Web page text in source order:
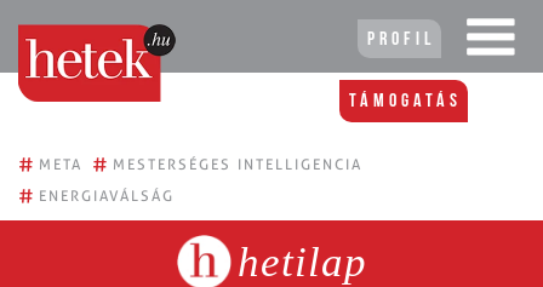
Profil
Támogatás
# META # MESTERSÉGES INTELLIGENCIA
# ENERGIAVÁLSÁG
hetilap